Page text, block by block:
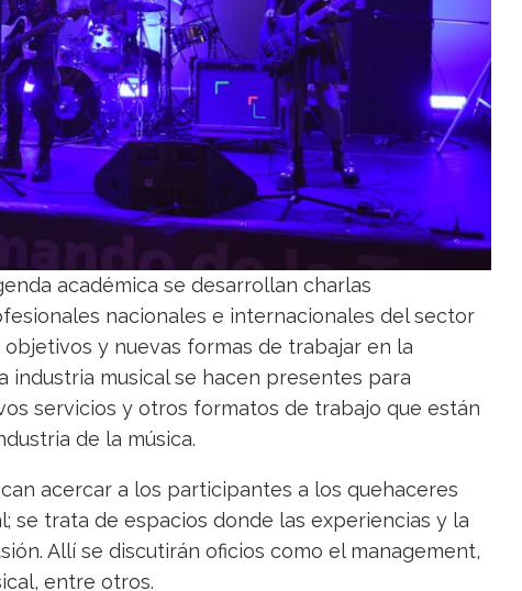
académica se desarrollan charlas
nacionales e internacionales del sector
y nuevas formas de trabajar en la
industria musical se hacen presentes para
servicios y otros formatos de trabajo que están
de la música.
acercar a los participantes a los quehaceres
se trata de espacios donde las experiencias y la
Allí se discutirán oficios como el management,
entre otros.